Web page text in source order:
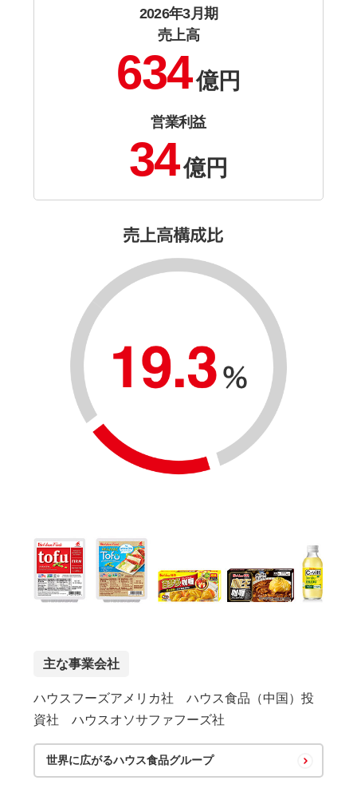
2026年3月期
売上高
634億円
営業利益
34億円
主な事業会社
ハウスフーズアメリカ社 ハウス食品（中国）投
資社 ハウスオソサファフーズ社
世界に広がるハウス食品グループ